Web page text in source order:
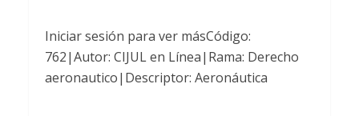
Iniciar sesión para ver másCódigo:
762|Autor: CIJUL en Línea|Rama: Derecho
aeronautico|Descriptor: Aeronáutica